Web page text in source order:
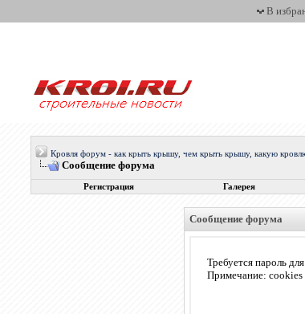
В
Кровля форум - как крыть крышу, чем крыть крышу, какую
Сообщение форума
Регистрация Галерея
Сообщение форума
Требуется пароль
Примечание: